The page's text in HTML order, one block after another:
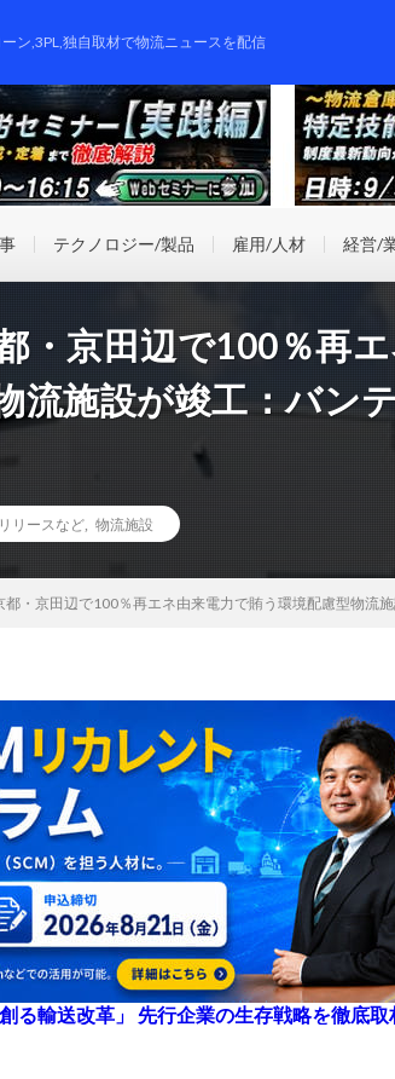
ン,3PL,独自取材で物流ニュースを配信
テクノロジー/製品 雇用/人材 経営/
・京田辺で100％再
流施設が竣工：バン
リースなど 物流施設
都・京田辺で100％再エネ由来電力で賄う環境配慮型物流
る輸送改革」 先行企業の生存戦略を徹底取